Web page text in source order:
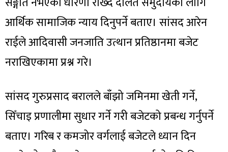
आर्थिक सामाजिक न्याय दिनुपर्ने बताए। सांसद आरेन
राईले आदिवासी जनजाति उत्थान प्रतिष्ठानमा बजेट
नराखिएकामा प्रश्न गरे।
सांसद गुरुप्रसाद बरालले बाँझो जमिनमा खेती गर्ने,
सिँचाइ प्रणालीमा सुधार गर्ने गरी बजेटको प्रबन्ध गर्नुपर्ने
बताए। गरिब र कमजोर वर्गलाई बजेटले ध्यान दिन